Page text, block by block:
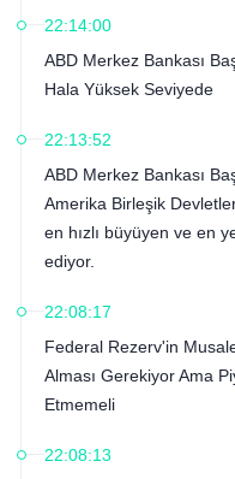
22:14:00
ABD Merkez Bankası
Hala Yüksek Seviyede
22:13:52
ABD Merkez Bankası
Amerika Birleşik
en hızlı büyüyen ve en
ediyor.
22:08:17
Federal Rezerv'in
Alması Gerekiyor Ama
Etmemeli
22:08:13